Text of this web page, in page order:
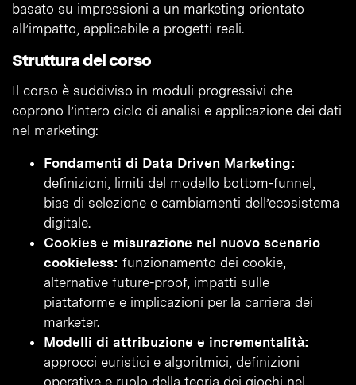
basato su impressioni a un marketing orientato
all’impatto, applicabile a progetti reali.
Struttura del corso
Il corso è suddiviso in moduli progressivi che
coprono l’intero ciclo di analisi e applicazione dei dati
nel marketing:
Fondamenti di Data Driven Marketing:
definizioni, limiti del modello bottom-funnel,
bias di selezione e cambiamenti dell’ecosistema
digitale.
Cookies e misurazione nel nuovo scenario
cookieless: funzionamento dei cookie,
alternative future-proof, impatti sulle
piattaforme e implicazioni per la carriera dei
marketer.
Modelli di attribuzione e incrementalità:
approcci euristici e algoritmici, definizioni